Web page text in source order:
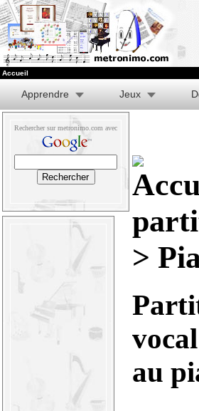
Accueil
Apprendre Jeux
Rechercher sur metronimo.com avec
>
au